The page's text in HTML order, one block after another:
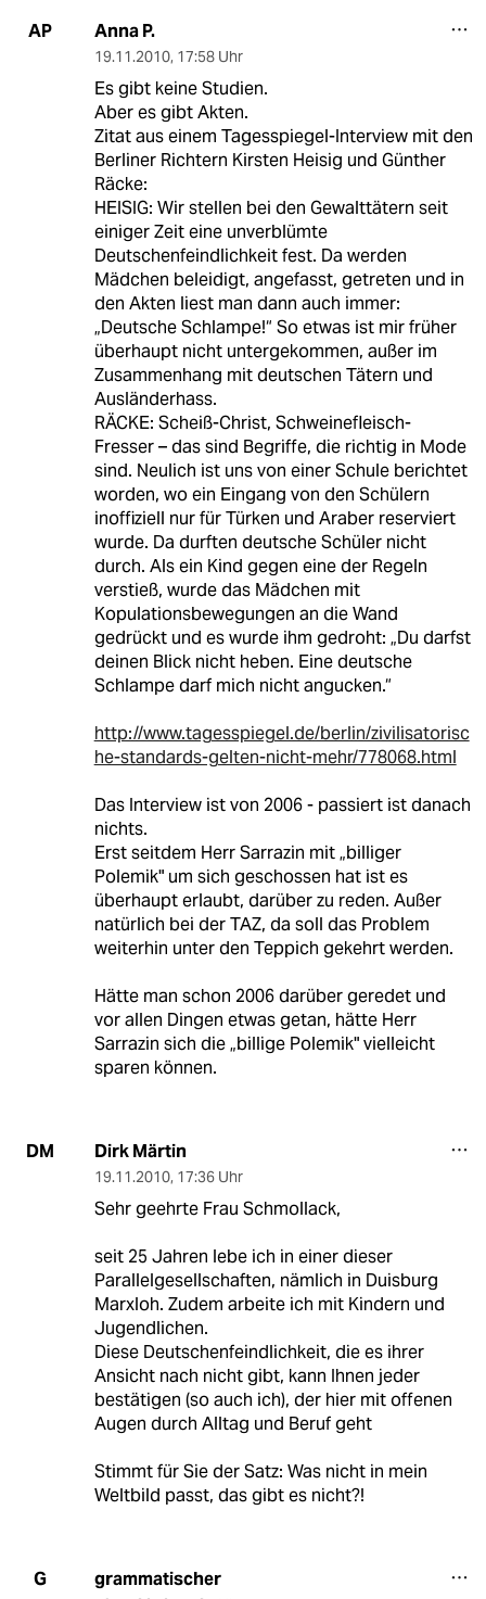
AP Anna P.
19.11.2010, 17:58 Uhr
Es gibt keine Studien.
Aber es gibt Akten.
Zitat aus einem Tagesspiegel-Interview mit den
Berliner Richtern Kirsten Heisig und Günther
Räcke:
HEISIG: Wir stellen bei den Gewalttätern seit
einiger Zeit eine unverblümte
Deutschenfeindlichkeit fest. Da werden
Mädchen beleidigt, angefasst, getreten und in
den Akten liest man dann auch immer:
„Deutsche Schlampe!“ So etwas ist mir früher
überhaupt nicht untergekommen, außer im
Zusammenhang mit deutschen Tätern und
Ausländerhass.
RÄCKE: Scheiß-Christ, Schweinefleisch-
Fresser – das sind Begriffe, die richtig in Mode
sind. Neulich ist uns von einer Schule berichtet
worden, wo ein Eingang von den Schülern
inoffiziell nur für Türken und Araber reserviert
wurde. Da durften deutsche Schüler nicht
durch. Als ein Kind gegen eine der Regeln
verstieß, wurde das Mädchen mit
Kopulationsbewegungen an die Wand
gedrückt und es wurde ihm gedroht: „Du darfst
deinen Blick nicht heben. Eine deutsche
Schlampe darf mich nicht angucken.“
http://www.tagesspiegel.de/berlin/zivilisatorisc
he-standards-gelten-nicht-mehr/778068.html
Das Interview ist von 2006 - passiert ist danach
nichts.
Erst seitdem Herr Sarrazin mit „billiger
Polemik" um sich geschossen hat ist es
überhaupt erlaubt, darüber zu reden. Außer
natürlich bei der TAZ, da soll das Problem
weiterhin unter den Teppich gekehrt werden.
Hätte man schon 2006 darüber geredet und
vor allen Dingen etwas getan, hätte Herr
Sarrazin sich die „billige Polemik" vielleicht
sparen können.
DM Dirk Märtin
19.11.2010, 17:36 Uhr
Sehr geehrte Frau Schmollack,
seit 25 Jahren lebe ich in einer dieser
Parallelgesellschaften, nämlich in Duisburg
Marxloh. Zudem arbeite ich mit Kindern und
Jugendlichen.
Diese Deutschenfeindlichkeit, die es ihrer
Ansicht nach nicht gibt, kann Ihnen jeder
bestätigen (so auch ich), der hier mit offenen
Augen durch Alltag und Beruf geht
Stimmt für Sie der Satz: Was nicht in mein
Weltbild passt, das gibt es nicht?!
G grammatischer